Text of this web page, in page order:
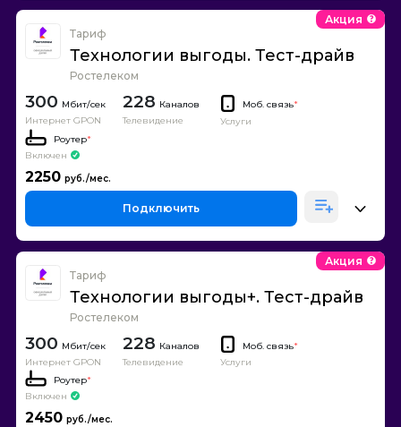
Тариф
Технологии выгоды. Тест-драйв
Ростелеком
Акция
300
Интернет GPON
228 Каналов
Телевидение
Моб. связь*
Услуги
Роутер*
Включен
2250
Подключить
Тариф
Технологии выгоды+. Тест-драйв
Ростелеком
Акция
300
Интернет GPON
228 Каналов
Телевидение
Моб. связь*
Услуги
Роутер*
Включен
2450